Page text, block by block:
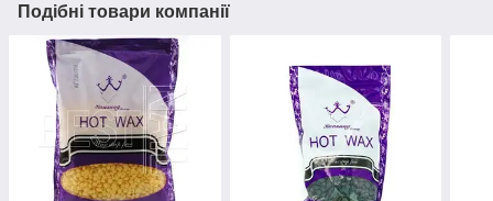
Подібні товари компанії